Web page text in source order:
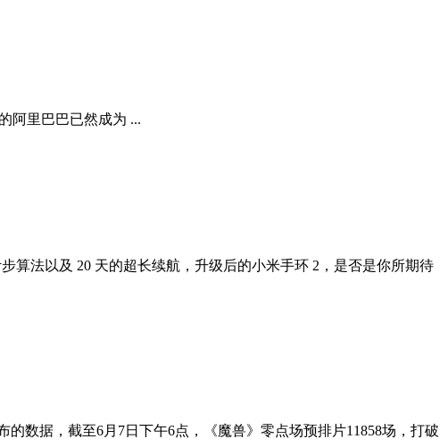
阿里巴巴已然成为 ...
算法以及 20 天的超长续航，升级后的小米手环 2，是否是你所期待
数据，截至6月7日下午6点，《魔兽》零点场预排片11858场，打破